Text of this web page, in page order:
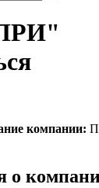
компании:
о